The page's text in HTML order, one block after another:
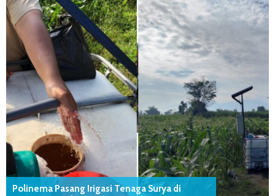
Polinema Pasang Irigasi Tenaga Surya di